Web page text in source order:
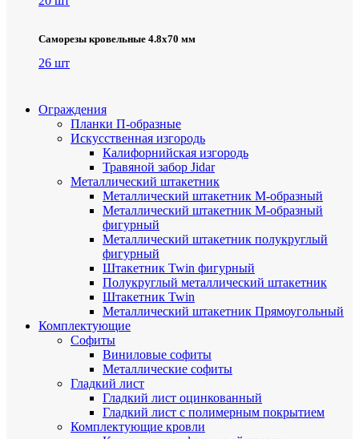
Саморезы кровельные 4.8х70 мм
26 шт
Ограждения
Планки П-образные
Искусственная изгородь
Калифорнийская изгородь
Травяной забор Jidar
Металлический штакетник
Металлический штакетник М-образный
Металлический штакетник М-образный
фигурный
Металлический штакетник полукруглый
фигурный
Штакетник Twin фигурный
Полукруглый металлический штакетник
Штакетник Twin
Металлический штакетник Прямоугольный
Комплектующие
Cофиты
Виниловые софиты
Металлические софиты
Гладкий лист
Гладкий лист оцинкованный
Гладкий лист с полимерным покрытием
Комплектующие кровли